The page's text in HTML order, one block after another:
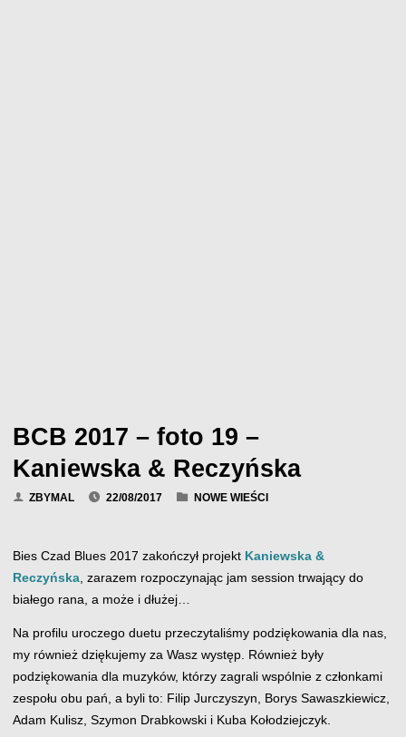
BCB 2017 – foto 19 –
Kaniewska & Reczyńska
ZBYMAL 22/08/2017 NOWE WIEŚCI
Bies Czad Blues 2017 zakończył projekt Kaniewska &
Reczyńska, zarazem rozpoczynając jam session trwający do
białego rana, a może i dłużej…
Na profilu uroczego duetu przeczytaliśmy podziękowania dla nas,
my również dziękujemy za Wasz występ. Również były
podziękowania dla muzyków, którzy zagrali wspólnie z członkami
zespołu obu pań, a byli to: Filip Jurczyszyn, Borys Sawaszkiewicz,
Adam Kulisz, Szymon Drabkowski i Kuba Kołodziejczyk.